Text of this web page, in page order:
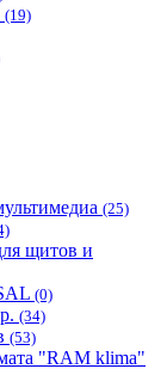
(19)
(25)
щитов и
(0)
(34)
(53)
"RAM klima"